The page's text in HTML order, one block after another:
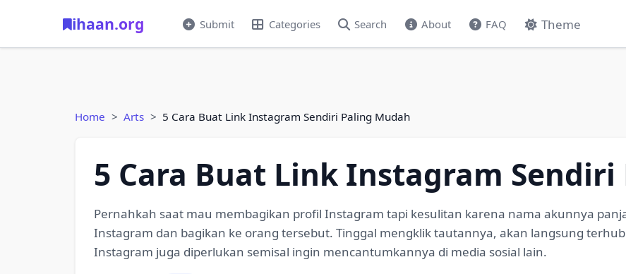
ihaan.org Submit Categories Search About FAQ Theme
Home Arts 5 Cara Buat Link Instagram Sendiri Paling Mudah
5 Cara Buat Link Instagram
Pernahkah saat mau membagikan profil Instagram tapi kesulitan karena nama akunnya
Instagram dan bagikan ke orang tersebut. Tinggal mengklik tautannya, akan langsung
Instagram juga diperlukan semisal ingin mencantumkannya di media sosial lain.